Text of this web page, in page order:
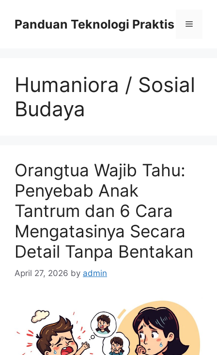
contentPanduan Teknologi Praktis Menu
Humaniora / Sosial
Budaya
Orangtua Wajib Tahu:
Penyebab Anak
Tantrum dan 6 Cara
Mengatasinya Secara
Detail Tanpa Bentakan
April 27, 2026 by admin